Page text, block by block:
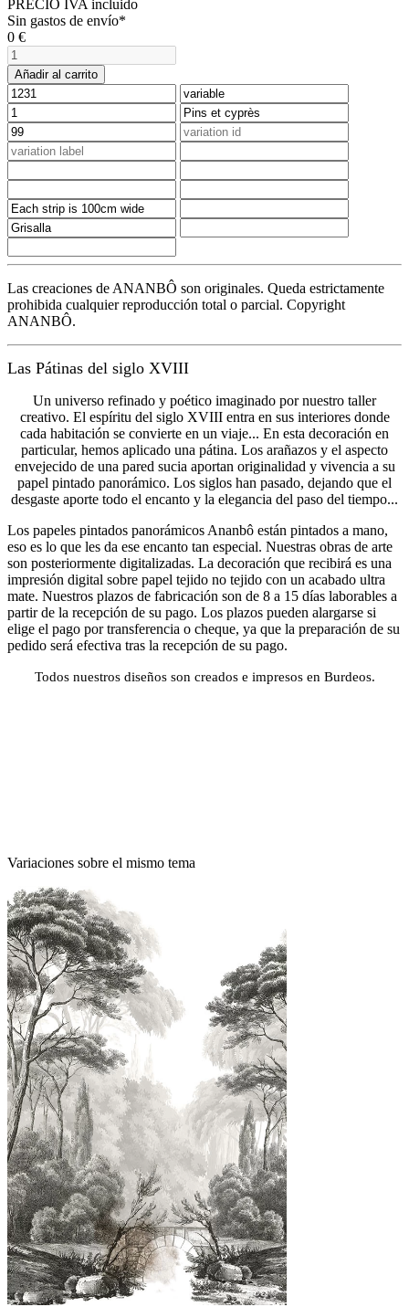
PRECIO IVA incluido
Sin gastos de envío*
0 €
Añadir al carrito
Las creaciones de ANANBÔ son originales. Queda estrictamente
prohibida cualquier reproducción total o parcial. Copyright
ANANBÔ.
Las Pátinas del siglo XVIII
Un universo refinado y poético imaginado por nuestro taller
creativo. El espíritu del siglo XVIII entra en sus interiores donde
cada habitación se convierte en un viaje... En esta decoración en
particular, hemos aplicado una pátina. Los arañazos y el aspecto
envejecido de una pared sucia aportan originalidad y vivencia a su
papel pintado panorámico. Los siglos han pasado, dejando que el
desgaste aporte todo el encanto y la elegancia del paso del tiempo...
Los papeles pintados panorámicos Ananbô están pintados a mano,
eso es lo que les da ese encanto tan especial. Nuestras obras de arte
son posteriormente digitalizadas. La decoración que recibirá es una
impresión digital sobre papel tejido no tejido con un acabado ultra
mate. Nuestros plazos de fabricación son de 8 a 15 días laborables a
partir de la recepción de su pago. Los plazos pueden alargarse si
elige el pago por transferencia o cheque, ya que la preparación de su
pedido será efectiva tras la recepción de su pago.
Todos nuestros diseños son creados e impresos en Burdeos.
Variaciones sobre el mismo tema